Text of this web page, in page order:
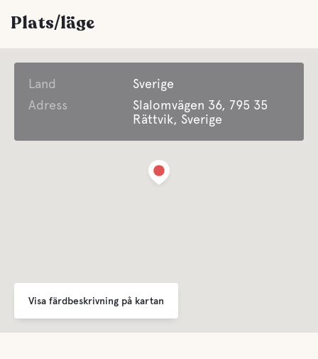
Mat och dryck
Plats/läge
Land
Sverige
Adress
Slalomvägen 36, 795 35
Rättvik, Sverige
Visa färdbeskrivning på kartan